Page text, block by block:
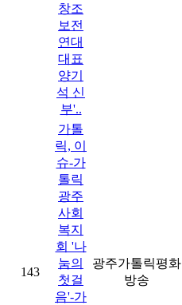
창조
보전
연대
대표
양기
석 신
부'..
143
가톨
릭, 이
슈-가
톨릭
광주
사회
복지
회 '나
눔의
첫걸
음'-가
광주가톨릭평화
방송